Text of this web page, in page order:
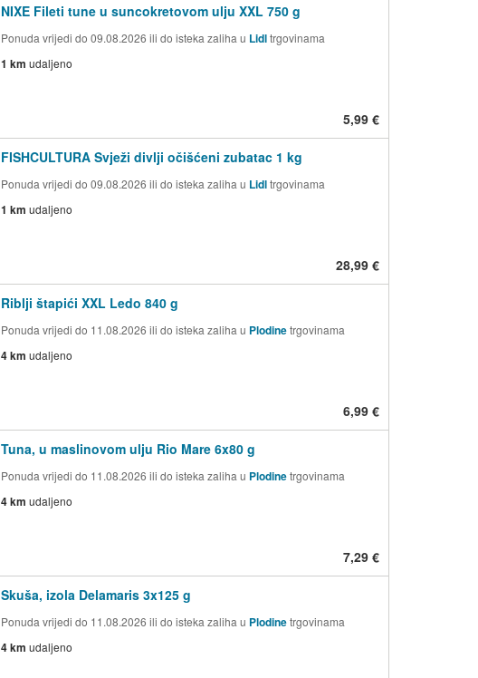
NIXE Fileti tune u suncokretovom ulju XXL 750 g
Ponuda vrijedi do 09.08.2026 ili do isteka zaliha u Lidltrgovinama
1 km udaljeno
5,99 €
FISHCULTURA Svježi divlji očišćeni zubatac 1 kg
Ponuda vrijedi do 09.08.2026 ili do isteka zaliha u Lidltrgovinama
1 km udaljeno
28,99 €
Riblji štapići XXL Ledo 840 g
Ponuda vrijedi do 11.08.2026 ili do isteka zaliha u Plodinetrgovinama
4 km udaljeno
6,99 €
Tuna, u maslinovom ulju Rio Mare 6x80 g
Ponuda vrijedi do 11.08.2026 ili do isteka zaliha u Plodinetrgovinama
4 km udaljeno
7,29 €
Skuša, izola Delamaris 3x125 g
Ponuda vrijedi do 11.08.2026 ili do isteka zaliha u Plodinetrgovinama
4 km udaljeno